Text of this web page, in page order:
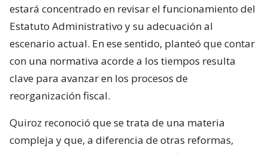
estará concentrado en revisar el funcionamiento del
Estatuto Administrativo y su adecuación al
escenario actual. En ese sentido, planteó que contar
con una normativa acorde a los tiempos resulta
clave para avanzar en los procesos de
reorganización fiscal.
Quiroz reconoció que se trata de una materia
compleja y que, a diferencia de otras reformas,